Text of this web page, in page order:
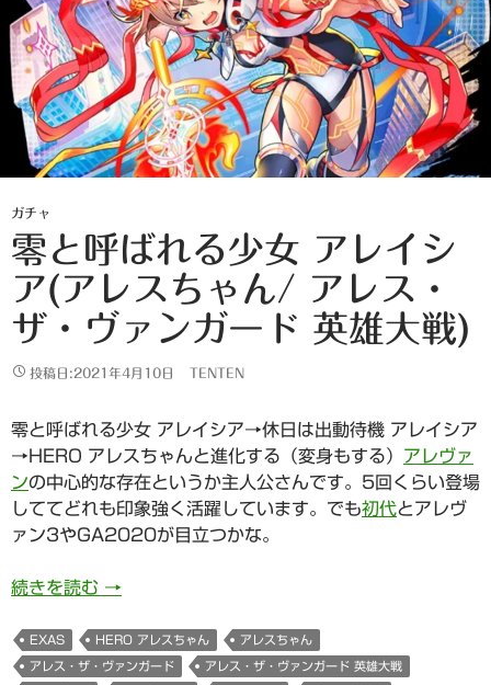
ガチャ
零と呼ばれる少女 アレイシ
ア(アレスちゃん/ アレス・
ザ・ヴァンガード 英雄大戦)
投稿日:2021年4月10日 TENTEN
零と呼ばれる少女 アレイシア→休日は出動待機 アレイシア
→HERO アレスちゃんと進化する（変身もする） アレヴァ
ンの中心的な存在というか主人公さんです。5回くらい登場
しててどれも印象強く活躍しています。でも初代とアレヴ
ァン3やGA2020が目立つかな。
続きを読む 零と呼ばれる少女 アレイシア(アレスちゃん/ ア
→
EXAS HERO アレスちゃん アレスちゃん
アレス・ザ・ヴァンガード アレス・ザ・ヴァンガード 英雄大戦